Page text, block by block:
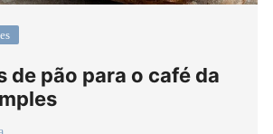
de pão para o café da